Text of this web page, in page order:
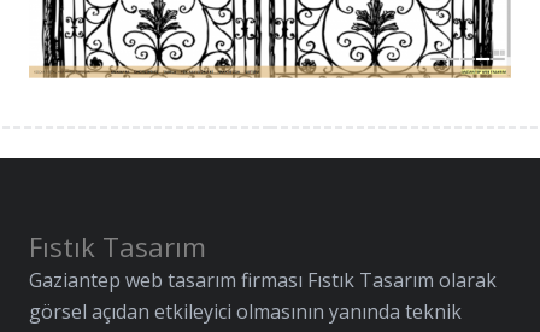
Fıstık Tasarım
Gaziantep web tasarım firması Fıstık Tasarım olarak
görsel açıdan etkileyici olmasının yanında teknik